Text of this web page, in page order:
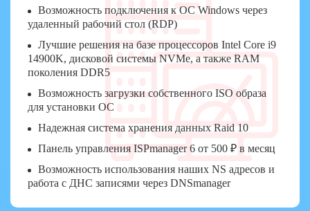
Возможность подключения к ОС Windows через
удаленный рабочий стол (RDP)
Лучшие решения на базе процессоров Intel Core i9
14900K, дисковой системы NVMe, а также RAM
поколения DDR5
Возможность загрузки собственного ISO образа
для установки ОС
Надежная система хранения данных Raid 10
Панель управления ISPmanager 6 от 500 ₽ в месяц
Возможность использования наших NS адресов и
работа с ДНС записями через DNSmanager